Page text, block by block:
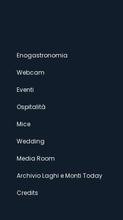
Enogastronomia
Webcam
Eventi
Ospitalità
Mice
Wedding
Media Room
Archivio Laghi e Monti Today
Credits